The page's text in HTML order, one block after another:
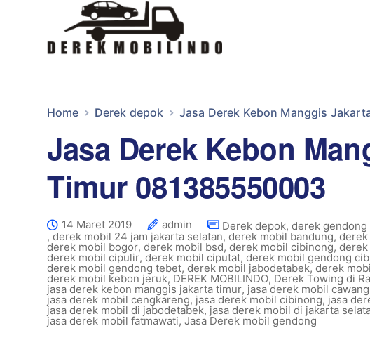
Home Derek depok Jasa Derek Kebon Manggis
Jasa Derek Kebon
Timur 081385550003
14 Maret 2019 admin Derek depok, derek gendong
, derek mobil 24 jam jakarta selatan, derek mobil bandung, derek
derek mobil bogor, derek mobil bsd, derek mobil cibinong,
derek mobil cipulir, derek mobil ciputat, derek mobil gendong
derek mobil gendong tebet, derek mobil jabodetabek, derek
derek mobil kebon jeruk, DEREK MOBILINDO, Derek Towing di
jasa derek kebon manggis jakarta timur, jasa derek mobil cawang
jasa derek mobil cengkareng, jasa derek mobil cibinong, jasa
jasa derek mobil di jabodetabek, jasa derek mobil di jakarta
jasa derek mobil fatmawati, Jasa Derek mobil gendong